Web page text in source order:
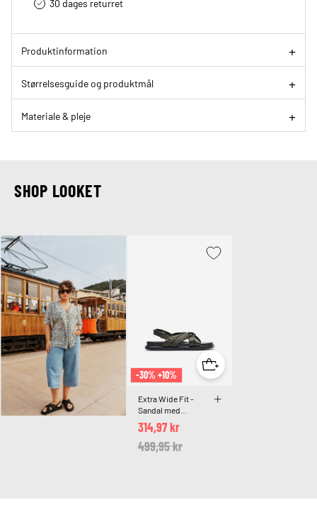
30 dages returret
Produktinformation
Størrelsesguide og produktmål
Materiale & pleje
SHOP LOOKET
-30% +10%
Extra Wide Fit -
Sandal med
knudedetalje
Price reduced from
499,95 kr
314,97 kr